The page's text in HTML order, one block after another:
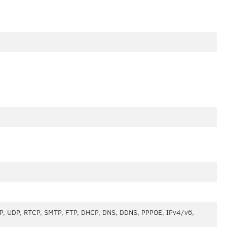
UDP, RTCP, SMTP, FTP, DHCP, DNS, DDNS, PPPOE, IPv4/v6,